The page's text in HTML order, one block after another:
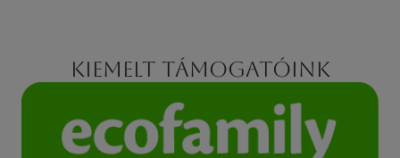
Kiemelt támogatóink